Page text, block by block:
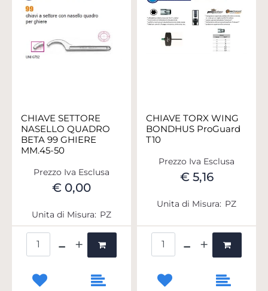
CHIAVE SETTORE
NASELLO QUADRO
BETA 99 GHIERE
MM.45-50
Prezzo Iva Esclusa
€ 0,00
Unita di Misura: PZ
CHIAVE TORX WING
BONDHUS ProGuard
T10
Prezzo Iva Esclusa
€ 5,16
Unita di Misura: PZ